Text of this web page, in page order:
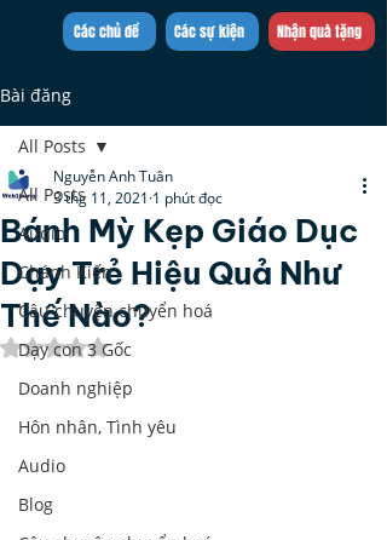
Trần Việt Quân
Các sự kiện
Các chủ đề Nhận quà tặng
Bài đăng
All Posts
Audio
Chánh Kiến
Câu chuyện chuyển hoá
Dạy con 3 Gốc
Doanh nghiệp
Hôn nhân, Tình yêu
Audio
Blog
All Posts
Bánh Mỳ Kẹp Giáo Dục
Dạy Trẻ Hiệu Quả Như
Thế Nào?
Nguyễn Anh Tuân
3 thg 11, 2021 1 phút đọc
Đã xếp hạng NaN/5 sao.